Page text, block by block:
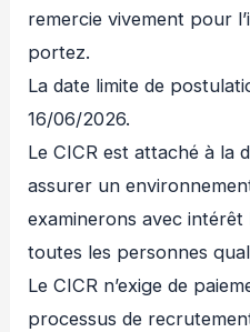
remercie vivement pour
portez.
La date limite de
16/06/2026.
Le CICR est attaché à la
assurer un
examinerons avec intérêt
toutes les personnes
Le CICR n’exige de
processus de